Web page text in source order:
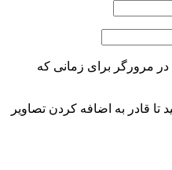
در مرورگر برای زمانی که
قادر به اضافه کردن تصاویر